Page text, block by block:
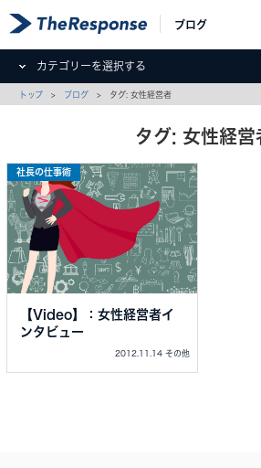
ブログ
カテゴリーを選択する
トップ > ブログ > タグ: 女性経営者
タグ: 女性経営
社長の仕事術
【Video】：女性経営者イ
ンタビュー
2012.11.14 その他